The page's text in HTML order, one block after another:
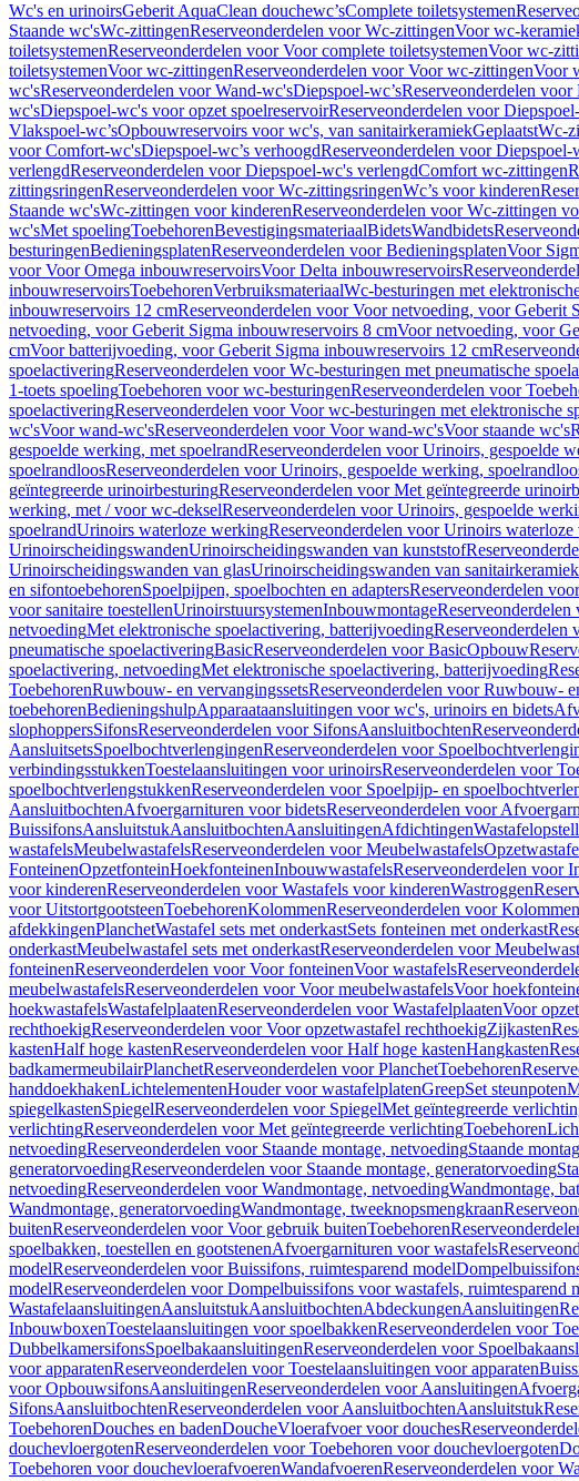
Wc's en urinoirsGeberit AquaClean douchewc’sComplete toiletsystemen
Staande wc'sWc-zittingenReserveonderdelen voor Wc-zittingenVoor wc-
toiletsystemenReserveonderdelen voor Voor complete toiletsystemenVoor wc-
toiletsystemenVoor wc-zittingenReserveonderdelen voor Voor wc-zittingenVoor
wc'sReserveonderdelen voor Wand-wc'sDiepspoel-wc’sReserveonderdelen voor
wc'sDiepspoel-wc's voor opzet spoelreservoirReserveonderdelen voor
Vlakspoel-wc’sOpbouwreservoirs voor wc's, van sanitairkeramiekGeplaatstWc-
voor Comfort-wc'sDiepspoel-wc’s verhoogdReserveonderdelen voor Diepspoel-
verlengdReserveonderdelen voor Diepspoel-wc's verlengdComfort wc-zittingen
zittingsringenReserveonderdelen voor Wc-zittingsringenWc’s voor kinderen
Staande wc'sWc-zittingen voor kinderenReserveonderdelen voor Wc-zittingen
wc'sMet spoelingToebehorenBevestigingsmateriaalBidetsWandbidets
besturingenBedieningsplatenReserveonderdelen voor BedieningsplatenVoor
voor Voor Omega inbouwreservoirsVoor Delta inbouwreservoirs
inbouwreservoirsToebehorenVerbruiksmateriaalWc-besturingen met
inbouwreservoirs 12 cmReserveonderdelen voor Voor netvoeding, voor Geberit
netvoeding, voor Geberit Sigma inbouwreservoirs 8 cmVoor netvoeding, voor
cmVoor batterijvoeding, voor Geberit Sigma inbouwreservoirs 12 cm
spoelactiveringReserveonderdelen voor Wc-besturingen met pneumatische
1-toets spoelingToebehoren voor wc-besturingenReserveonderdelen voor
spoelactiveringReserveonderdelen voor Voor wc-besturingen met elektronische
wc'sVoor wand-wc'sReserveonderdelen voor Voor wand-wc'sVoor staande wc's
gespoelde werking, met spoelrandReserveonderdelen voor Urinoirs, gespoelde
spoelrandloosReserveonderdelen voor Urinoirs, gespoelde werking,
geïntegreerde urinoirbesturingReserveonderdelen voor Met geïntegreerde
werking, met / voor wc-dekselReserveonderdelen voor Urinoirs, gespoelde
spoelrandUrinoirs waterloze werkingReserveonderdelen voor Urinoirs
UrinoirscheidingswandenUrinoirscheidingswanden van kunststof
Urinoirscheidingswanden van glasUrinoirscheidingswanden van sanitairkeramiek
en sifontoebehorenSpoelpijpen, spoelbochten en adaptersReserveonderdelen
voor sanitaire toestellenUrinoirstuursystemenInbouwmontage
netvoedingMet elektronische spoelactivering, batterijvoedingReserveonderdelen
pneumatische spoelactiveringBasicReserveonderdelen voor BasicOpbouw
spoelactivering, netvoedingMet elektronische spoelactivering, batterijvoeding
ToebehorenRuwbouw- en vervangingssetsReserveonderdelen voor Ruwbouw-
toebehorenBedieningshulpApparaataansluitingen voor wc's, urinoirs en bidets
slophoppersSifonsReserveonderdelen voor SifonsAansluitbochten
AansluitsetsSpoelbochtverlengingenReserveonderdelen voor
verbindingsstukkenToestelaansluitingen voor urinoirsReserveonderdelen voor
spoelbochtverlengstukkenReserveonderdelen voor Spoelpijp- en
AansluitbochtenAfvoergarnituren voor bidetsReserveonderdelen voor
BuissifonsAansluitstukAansluitbochtenAansluitingenAfdichtingen
wastafelsMeubelwastafelsReserveonderdelen voor Meubelwastafels
FonteinenOpzetfonteinHoekfonteinenInbouwwastafelsReserveonderdelen voor
voor kinderenReserveonderdelen voor Wastafels voor kinderenWastroggen
voor UitstortgootsteenToebehorenKolommenReserveonderdelen voor Kolommen
afdekkingenPlanchetWastafel sets met onderkastSets fonteinen met onderkast
onderkastMeubelwastafel sets met onderkastReserveonderdelen voor
fonteinenReserveonderdelen voor Voor fonteinenVoor wastafels
meubelwastafelsReserveonderdelen voor Voor meubelwastafelsVoor
hoekwastafelsWastafelplaatenReserveonderdelen voor WastafelplaatenVoor
rechthoekigReserveonderdelen voor Voor opzetwastafel rechthoekigZijkasten
kastenHalf hoge kastenReserveonderdelen voor Half hoge kastenHangkasten
badkamermeubilairPlanchetReserveonderdelen voor PlanchetToebehoren
handdoekhakenLichtelementenHouder voor wastafelplatenGreepSet steunpoten
spiegelkastenSpiegelReserveonderdelen voor SpiegelMet geïntegreerde
verlichtingReserveonderdelen voor Met geïntegreerde verlichtingToebehoren
netvoedingReserveonderdelen voor Staande montage, netvoedingStaande
generatorvoedingReserveonderdelen voor Staande montage, generatorvoeding
netvoedingReserveonderdelen voor Wandmontage, netvoedingWandmontage,
Wandmontage, generatorvoedingWandmontage, tweeknopsmengkraan
buitenReserveonderdelen voor Voor gebruik buitenToebehoren
spoelbakken, toestellen en gootstenenAfvoergarnituren voor wastafels
modelReserveonderdelen voor Buissifons, ruimtesparend model
modelReserveonderdelen voor Dompelbuissifons voor wastafels, ruimtesparend
WastafelaansluitingenAansluitstukAansluitbochtenAbdeckungenAansluitingen
InbouwboxenToestelaansluitingen voor spoelbakkenReserveonderdelen voor
DubbelkamersifonsSpoelbakaansluitingenReserveonderdelen voor
voor apparatenReserveonderdelen voor Toestelaansluitingen voor apparaten
voor OpbouwsifonsAansluitingenReserveonderdelen voor Aansluitingen
SifonsAansluitbochtenReserveonderdelen voor AansluitbochtenAansluitstuk
ToebehorenDouches en badenDoucheVloerafvoer voor douches
douchevloergotenReserveonderdelen voor Toebehoren voor douchevloergoten
Toebehoren voor douchevloerafvoerenWandafvoerenReserveonderdelen voor